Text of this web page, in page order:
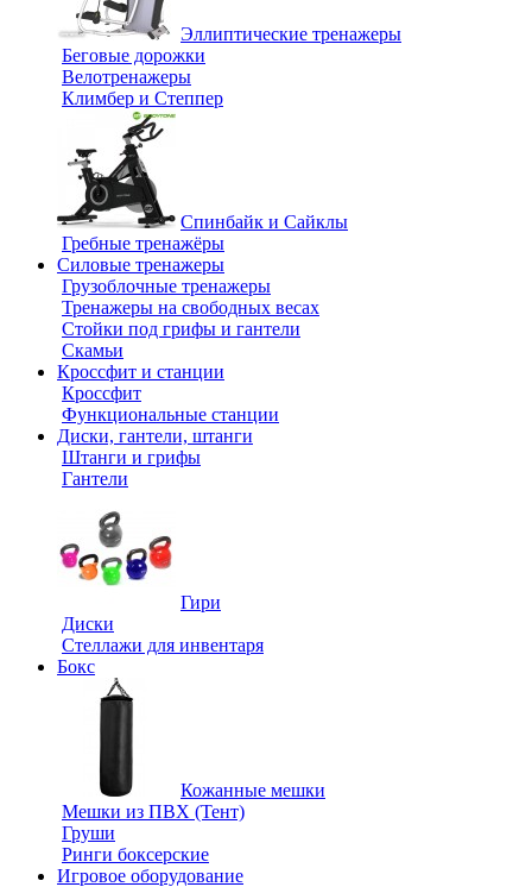
Эллиптические тренажеры
Беговые дорожки
Велотренажеры
Климбер и Степпер
Спинбайк и Сайклы
Гребные тренажёры
Силовые тренажеры
Грузоблочные тренажеры
Тренажеры на свободных весах
Стойки под грифы и гантели
Скамьи
Кроссфит и станции
Кроссфит
Функциональные станции
Диски, гантели, штанги
Штанги и грифы
Гантели
Гири
Диски
Стеллажи для инвентаря
Бокс
Кожанные мешки
Мешки из ПВХ (Тент)
Груши
Ринги боксерские
Игровое оборудование